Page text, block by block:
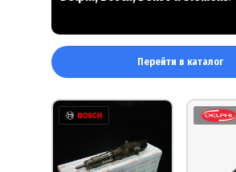
Перейти в каталог